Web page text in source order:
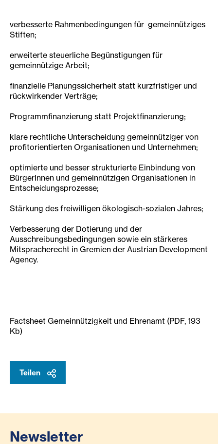
verbesserte Rahmenbedingungen für gemeinnütziges
Stiften;
erweiterte steuerliche Begünstigungen für
gemeinnützige Arbeit;
finanzielle Planungssicherheit statt kurzfristiger und
rückwirkender Verträge;
Programmfinanzierung statt Projektfinanzierung;
klare rechtliche Unterscheidung gemeinnütziger von
profitorientierten Organisationen und Unternehmen;
optimierte und besser strukturierte Einbindung von
BürgerInnen und gemeinnützigen Organisationen in
Entscheidungsprozesse;
Stärkung des freiwilligen ökologisch-sozialen Jahres;
Verbesserung der Dotierung und der
Ausschreibungsbedingungen sowie ein stärkeres
Mitspracherecht in Gremien der Austrian Development
Agency.
Factsheet Gemeinnützigkeit und Ehrenamt (PDF, 193
Kb)
Teilen
Newsletter